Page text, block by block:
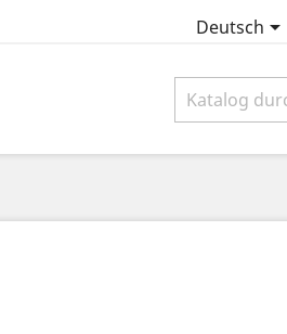
Deutsch